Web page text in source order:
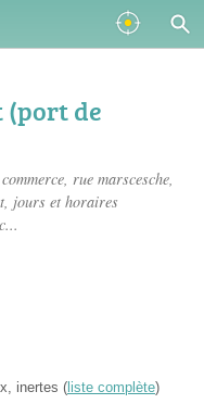
(port de
rue marscesche,
jours et horaires
inertes ( liste complète)